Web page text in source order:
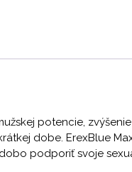
potencie,
dobe. ErexBlue
podporiť svoje